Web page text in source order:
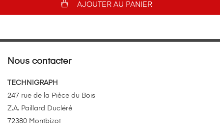
AJOUTER AU PANIER
Nous contacter
TECHNIGRAPH
247 rue de la Pièce du Bois
Z.A. Paillard Ducléré
72380 Montbizot